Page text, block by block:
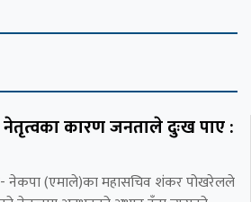
कारण जनताले दुःख पाए :
नेकपा (एमाले)का महासचिव शंकर पोखरेलले